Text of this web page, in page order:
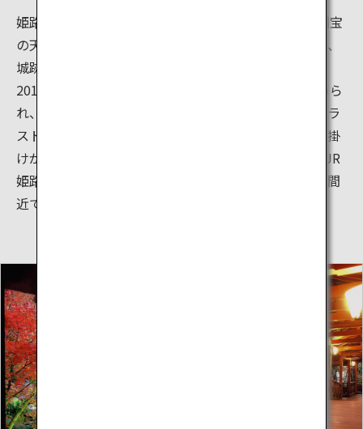
姫路城の大天守は1609年に建築された現存天守で、国宝
の天守だけでなく、多くの建築物は国宝や重要文化財、
城跡は国の特別史跡に指定されています。2009年から
2015年にかけて、天守の大規模な保存修理工事が進めら
れ、装いが新たになりました。瓦屋根と白壁のコントラ
ストが美しいだけではなく、防衛のために細やかな仕掛
けがお城の随所に備わっています。姫路市中心にあるJR
姫路駅からも凛と聳え立つ姫路城の姿が見えますが、間
近で見るその迫力にきっと驚くでしょう。